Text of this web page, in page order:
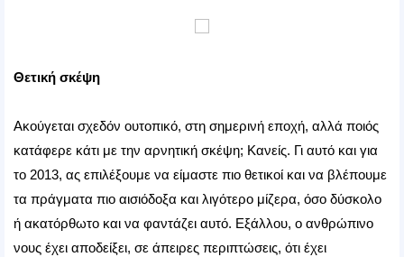
Θετική σκέψη
Ακούγεται σχεδόν ουτοπικό, στη σημερινή εποχή, αλλά ποιός
κατάφερε κάτι με την αρνητική σκέψη; Κανείς. Γι αυτό και για
το 2013, ας επιλέξουμε να είμαστε πιο θετικοί και να βλέπουμε
τα πράγματα πιο αισιόδοξα και λιγότερο μίζερα, όσο δύσκολο
ή ακατόρθωτο και να φαντάζει αυτό. Εξάλλου, ο ανθρώπινο
νους έχει αποδείξει, σε άπειρες περιπτώσεις, ότι έχει